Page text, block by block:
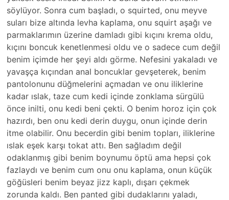
söylüyor. Sonra cum başladı, o squirted, onu meyve
suları bize altında levha kaplama, onu squirt aşağı ve
parmaklarımın üzerine damladı gibi kıçını krema oldu,
kıçını boncuk kenetlenmesi oldu ve o sadece cum değil
benim içimde her şeyi aldı görme. Nefesini yakaladı ve
yavaşça kıçından anal boncuklar gevşeterek, benim
pantolonunu düğmelerini açmadan ve onu iliklerine
kadar ıslak, taze cum kedi içinde zonklama sürgülü
önce inilti, onu kedi beni çekti. O benim horoz için çok
hazırdı, ben onu kedi derin duygu, onun içinde derin
itme olabilir. Onu becerdin gibi benim topları, iliklerine
ıslak eşek karşı tokat attı. Ben sağladım değil
odaklanmış gibi benim boynumu öptü ama hepsi çok
fazlaydı ve benim cum onu ​​onu kaplama, onun küçük
göğüsleri benim beyaz jizz kaplı, dışarı çekmek
zorunda kaldı. Ben panted gibi dudaklarını yaladı,